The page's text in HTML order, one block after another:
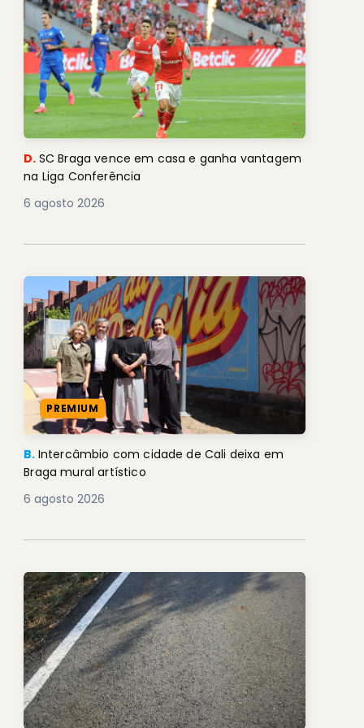
D. SC Braga vence em casa e ganha vantagem
na Liga Conferência
6 agosto 2026
PREMIUM
B. Intercâmbio com cidade de Cali deixa em
Braga mural artístico
6 agosto 2026